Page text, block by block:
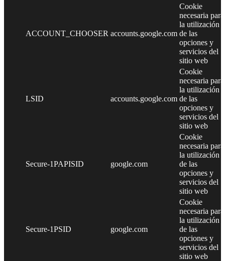
ACCOUNT_CHOOSER accounts.google.com
Cookie
necesaria para
la utilización
de las
opciones y
servicios del
sitio web
LSID accounts.google.com
Cookie
necesaria para
la utilización
de las
opciones y
servicios del
sitio web
Secure-1PAPISID google.com
Cookie
necesaria para
la utilización
de las
opciones y
servicios del
sitio web
Secure-1PSID google.com
Cookie
necesaria para
la utilización
de las
opciones y
servicios del
sitio web